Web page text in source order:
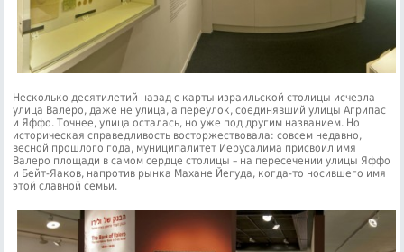
Несколько десятилетий назад с карты израильской столицы исчезла
улица Валеро, даже не улица, а переулок, соединявший улицы Агрипас
и Яффо. Точнее, улица осталась, но уже под другим названием. Но
историческая справедливость восторжествовала: совсем недавно,
весной прошлого года, муниципалитет Иерусалима присвоил имя
Валеро площади в самом сердце столицы – на пересечении улицы Яффо
и Бейт-Яаков, напротив рынка Махане Йегуда, когда-то носившего имя
этой славной семьи.